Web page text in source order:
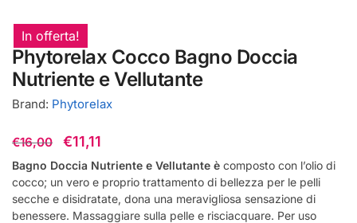
In offerta!
Phytorelax Cocco Bagno Doccia
Nutriente e Vellutante
Brand: Phytorelax
€16,00
Il
prezzo
originale
era:
€11,11
prezzo
attuale
è:
Bagno Doccia Nutriente e Vellutante è composto con l’olio di
cocco; un vero e proprio trattamento di bellezza per le pelli
secche e disidratate, dona una meravigliosa sensazione di
benessere. Massaggiare sulla pelle e risciacquare. Per uso